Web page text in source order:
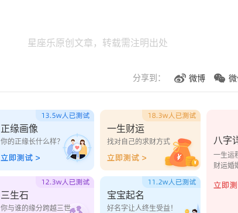
星座乐原创文章，转载需注明出处
分享到： 微博
正缘画像
你的正缘长什么样？
一生财运
找对自己的求财方式
三生石
你与谁的缘分跨越三世
宝宝起名
好名字让人终生受益！
八字
一生运
财运婚